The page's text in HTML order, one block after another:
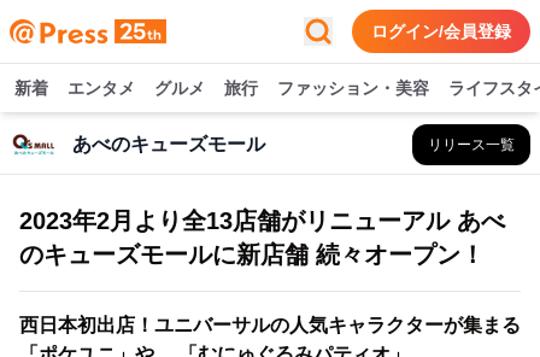
ログイン/会員登録
新着 エンタメ グルメ 旅行 ファッション・美容 ライフスタ
あべのキューズモール リリース一覧
2023年2月より全13店舗がリニューアル あべ
のキューズモールに新店舗 続々オープン！
西日本初出店！ユニバーサルの人気キャラクターが集まる